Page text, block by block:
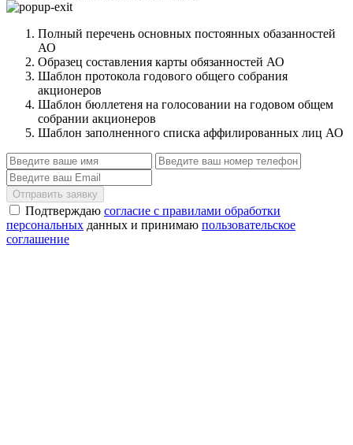
Полный перечень основных постоянных обазанностей
АО
Образец составления карты обязанностей АО
Шаблон протокола годового общего собрания
акционеров
Шаблон бюллетеня на голосовании на годовом общем
собрании акционеров
Шаблон заполненного списка аффилированных лиц АО
Отправить заявку
Подтверждаю согласие с правилами обработки
персональных данных и принимаю пользовательское
соглашение